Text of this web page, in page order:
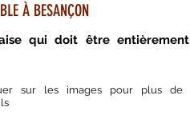
À BESANÇON
qui doit être entièrement
sur les images pour plus de